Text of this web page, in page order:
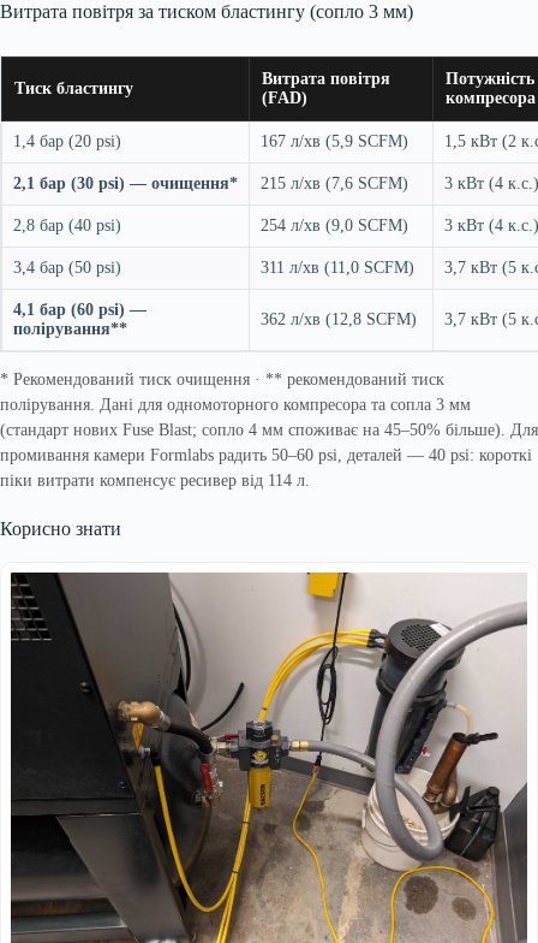
Витрата повітря за тиском бластингу (сопло 3 мм)
Тиск бластингу
Витрата повітря
(FAD)
Потужність
компресора
1,4 бар (20 psi) 167 л/хв (5,9 SCFM) 1,5 кВт (2
2,1 бар (30 psi) — очищення* 215 л/хв (7,6 SCFM) 3 кВт (4 к.с.)
2,8 бар (40 psi) 254 л/хв (9,0 SCFM) 3 кВт (4 к.с.)
3,4 бар (50 psi) 311 л/хв (11,0 SCFM) 3,7 кВт (5
4,1 бар (60 psi) —
полірування**
362 л/хв (12,8 SCFM) 3,7 кВт (5
* Рекомендований тиск очищення · ** рекомендований тиск
полірування. Дані для одномоторного компресора та сопла 3 мм
(стандарт нових Fuse Blast; сопло 4 мм споживає на 45–50% більше). Для
промивання камери Formlabs радить 50–60 psi, деталей — 40 psi: короткі
піки витрати компенсує ресивер від 114 л.
Корисно знати